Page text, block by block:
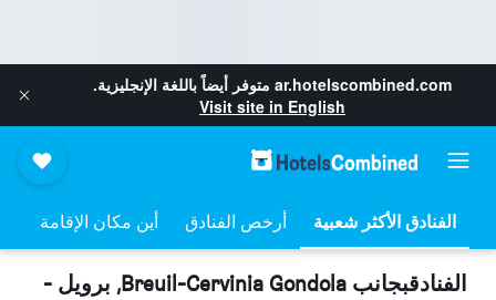
ar.hotelscombined.com متوفر أيضاً باللغة الإنجليزية.
Visit site in English
أرخص الفنادق أين مكان الإقامة
الفنادقبجانب Breuil-Cervinia Gondola, برويل -